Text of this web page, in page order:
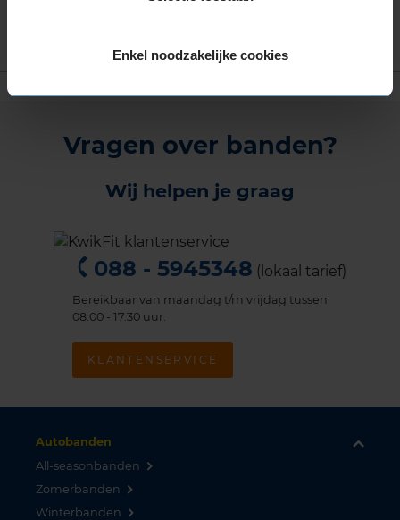
Enkel noodzakelijke cookies
Vragen over banden?
Wij helpen je graag
088 - 5945348 (lokaal tarief)
Bereikbaar van maandag t/m vrijdag tussen
08.00 - 17.30 uur.
KLANTENSERVICE
Autobanden
All-seasonbanden
Zomerbanden
Winterbanden